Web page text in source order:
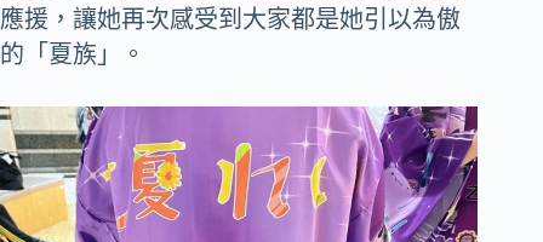
應援，讓她再次感受到大家都是她引以為傲
的「夏族」。